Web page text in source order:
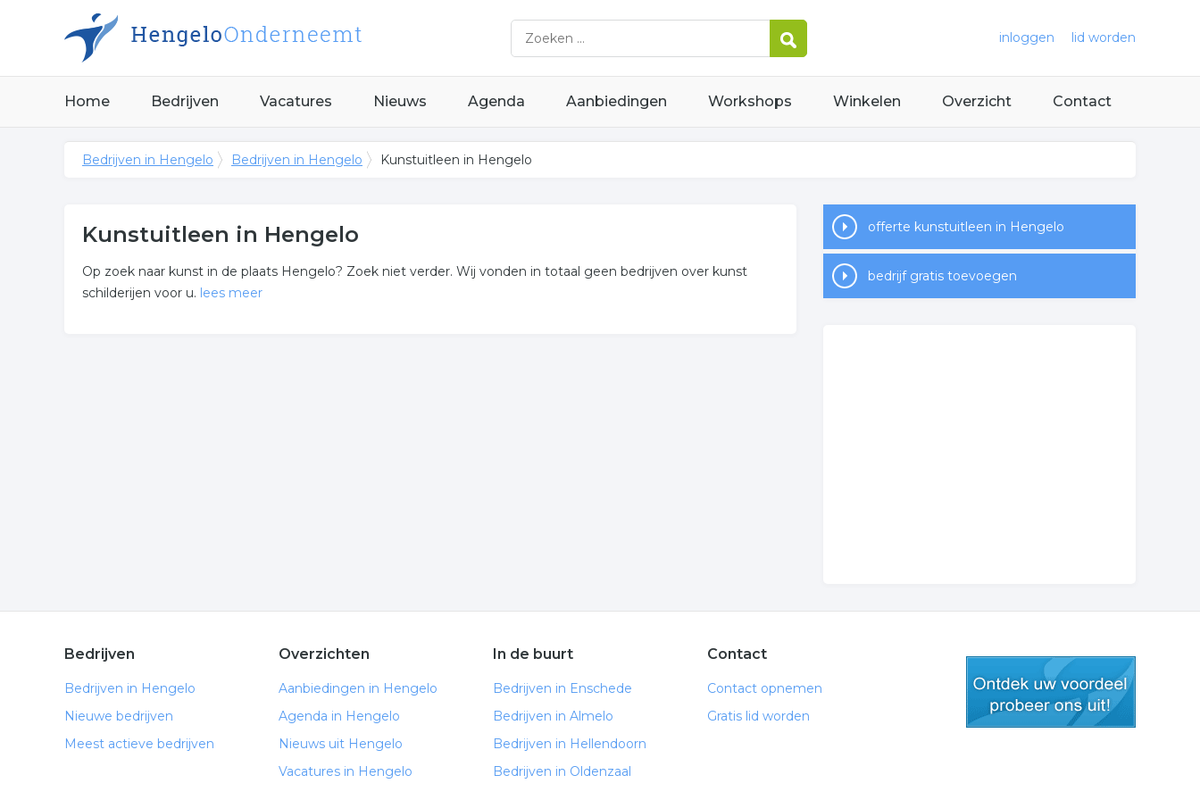
inloggen lid worden
Home Bedrijven Vacatures Nieuws Agenda Aanbiedingen Workshops Winkelen Overzicht Contact
Bedrijven in Hengelo Bedrijven in Hengelo Kunstuitleen in Hengelo
Kunstuitleen in Hengelo
Op zoek naar kunst in de plaats Hengelo? Zoek niet verder. Wij vonden in totaal geen bedrijven over kunst
schilderijen voor u. lees meer
.
offerte kunstuitleen in Hengelo
bedrijf gratis toevoegen
Bedrijven
Bedrijven in Hengelo
Nieuwe bedrijven
Meest actieve bedrijven
Overzichten
Aanbiedingen in Hengelo
Agenda in Hengelo
Nieuws uit Hengelo
Vacatures in Hengelo
In de buurt
Bedrijven in Enschede
Bedrijven in Almelo
Bedrijven in Hellendoorn
Bedrijven in Oldenzaal
Contact
Contact opnemen
Gratis lid worden